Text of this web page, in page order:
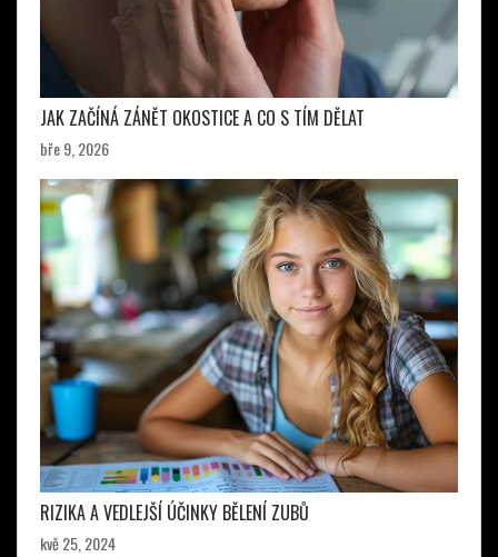
JAK ZAČÍNÁ ZÁNĚT OKOSTICE A CO S TÍM DĚLAT
bře 9, 2026
RIZIKA A VEDLEJŠÍ ÚČINKY BĚLENÍ ZUBŮ
kvě 25, 2024